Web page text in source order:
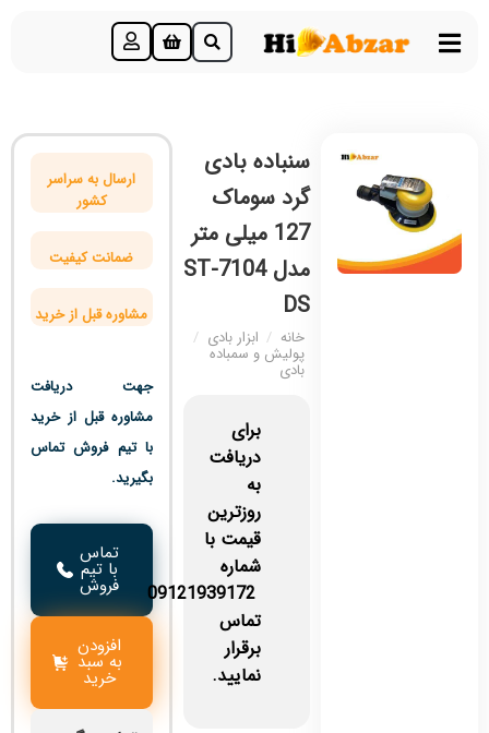
سنباده بادی
گرد سوماک
127 میلی متر
مدل ST-7104
DS
خانه / ابزار بادی /
پولیش و سمباده
بادی
برای
دریافت
به
روزترین
قیمت با
شماره
09121939172
تماس
برقرار
نمایید.
ارسال به سراسر
کشور
ضمانت کیفیت
مشاوره قبل از خرید
جهت دریافت
مشاوره قبل از خرید
با تیم فروش تماس
بگیرید.
تماس
با تیم
فروش
افزودن
به سبد
خرید